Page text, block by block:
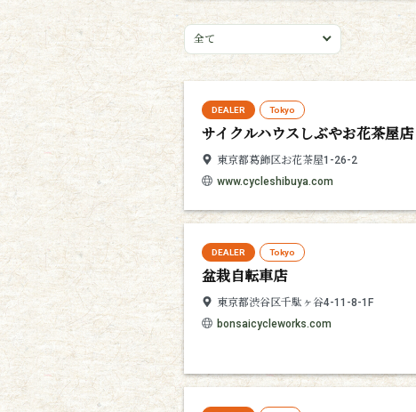
全て
DEALER Tokyo
サイクルハウスしぶやお花茶屋店
東京都葛飾区お花茶屋1-26-2
www.cycleshibuya.com
DEALER Tokyo
盆栽自転車店
東京都渋谷区千駄ヶ谷4-11-8-1F
bonsaicycleworks.com